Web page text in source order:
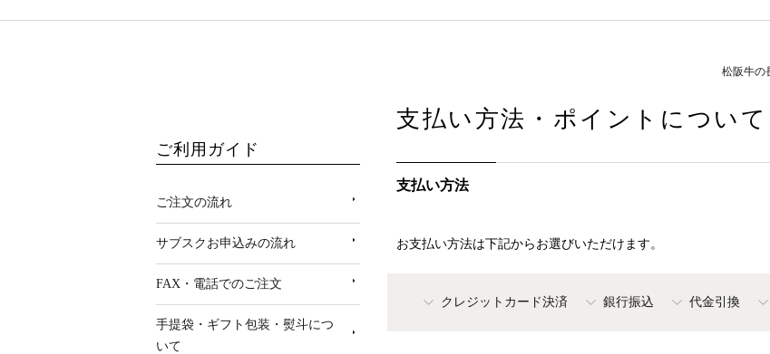
ご利用ガイド
ご注文の流れ
サブスクお申込みの流れ
FAX・電話でのご注文
手提袋・ギフト包装・熨斗につ
いて
松阪牛の
支払い方法・ポイントについて
支払い方法
お支払い方法は下記からお選びいただけます。
クレジットカード決済 銀行振込 代金引換